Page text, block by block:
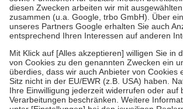
Zuzahlung zehn Prozent der Kosten sowie zehn
Verordnung.
Um das Engagement der Versicherten für ihre
stärken und die besondere Stellung der Familie
fallenkeine Zuzahlungenan bei:
• Kindern und Jugendlichen bis zum
mit Ausnahme der Fahrkosten
• Untersuchungen zur Vorsorge und
GKV getragen werden